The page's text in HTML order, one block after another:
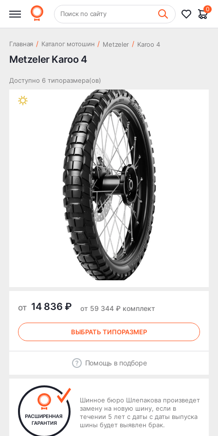
+7 (831) 261-35-35 Шиномонтаж
Поиск по сайту
0
Главная / Каталог мотошин / Metzeler / Karoo 4
Metzeler Karoo 4
Доступно 6 типоразмера(ов)
от 14 836 ₽ от 59 344 ₽ комплект
ВЫБРАТЬ ТИПОРАЗМЕР
Помощь в подборе
Шинное бюро Шлепакова произведет
замену на новую шину, если в
течении 5 лет с даты с даты выпуска
шины будет выявлен брак.